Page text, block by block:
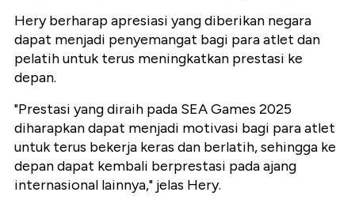
Hery berharap apresiasi yang diberikan negara
dapat menjadi penyemangat bagi para atlet dan
pelatih untuk terus meningkatkan prestasi ke
depan.
"Prestasi yang diraih pada SEA Games 2025
diharapkan dapat menjadi motivasi bagi para atlet
untuk terus bekerja keras dan berlatih, sehingga ke
depan dapat kembali berprestasi pada ajang
internasional lainnya," jelas Hery.